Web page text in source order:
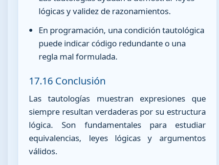
lógicas y validez de razonamientos.
En programación, una condición tautológica
puede indicar código redundante o una
regla mal formulada.
17.16 Conclusión
Las tautologías muestran expresiones que
siempre resultan verdaderas por su estructura
lógica. Son fundamentales para estudiar
equivalencias, leyes lógicas y argumentos
válidos.